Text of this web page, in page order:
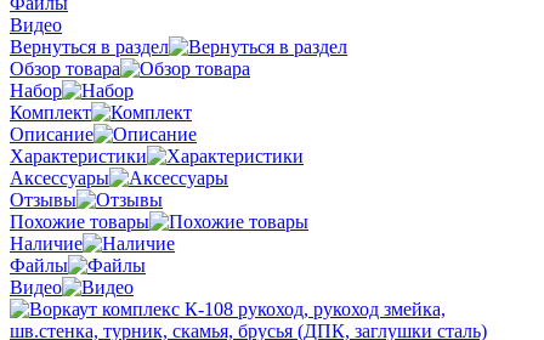
Видео
Вернуться в раздел
Обзор товара
Набор
Комплект
Описание
Характеристики
Аксессуары
Отзывы
Похожие товары
Наличие
Файлы
Видео